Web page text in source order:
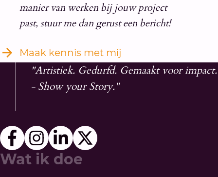
manier van werken bij jouw project
past, stuur me dan gerust een bericht!
Maak kennis met mij
"Artistiek. Gedurfd. Gemaakt voor impact.
- Show your Story."
Wat ik doe